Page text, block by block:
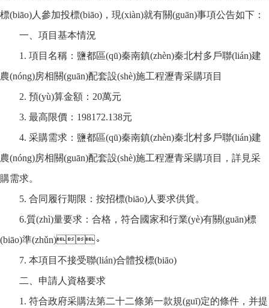
標(biāo)人參加投標(biāo)，現(xiàn)就有關(guān)事項公告如下：
一、項目基本情況
1. 項目名稱：鹽都區(qū)秦南鎮(zhèn)秦北村多戶聯(lián)建
農(nóng)房相關(guān)配套設(shè)施工程瀝青采購項目
2. 預(yù)算金額：20萬元
3. 最高限價：198172.138元
4. 采購需求：鹽都區(qū)秦南鎮(zhèn)秦北村多戶聯(lián)建
農(nóng)房相關(guān)配套設(shè)施工程瀝青采購項目，詳見采
購需求。
5. 合同履行期限：按招標(biāo)人要求供貨。
6.質(zhì)量要求：合格，符合國家和行業(yè)有關(guān)標
(biāo)準(zhǔn)。
7. 本項目不接受聯(lián)合體投標(biāo)
二、申請人資格要求
1. 符合政府采購法第二十二條第一款規(guī)定的條件，并提